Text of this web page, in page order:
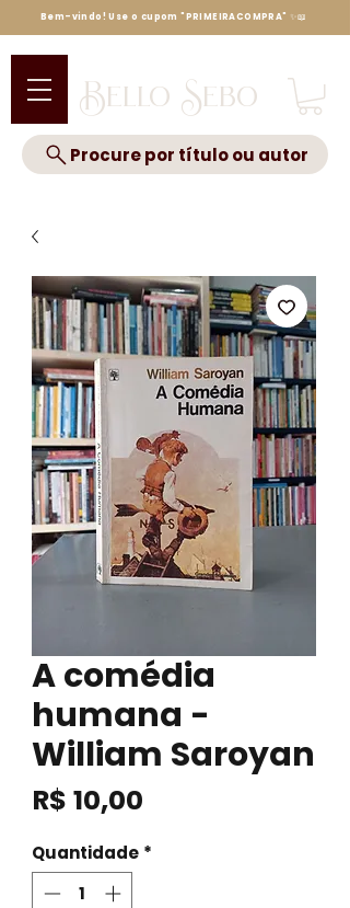
Bello Sebo
Procure por título ou autor
Bem-vindo! Use o cupom "PRIMEIRACOMPRA" ✨📖
A comédia
humana -
William Saroyan
R$ 10,00
Quantidade *